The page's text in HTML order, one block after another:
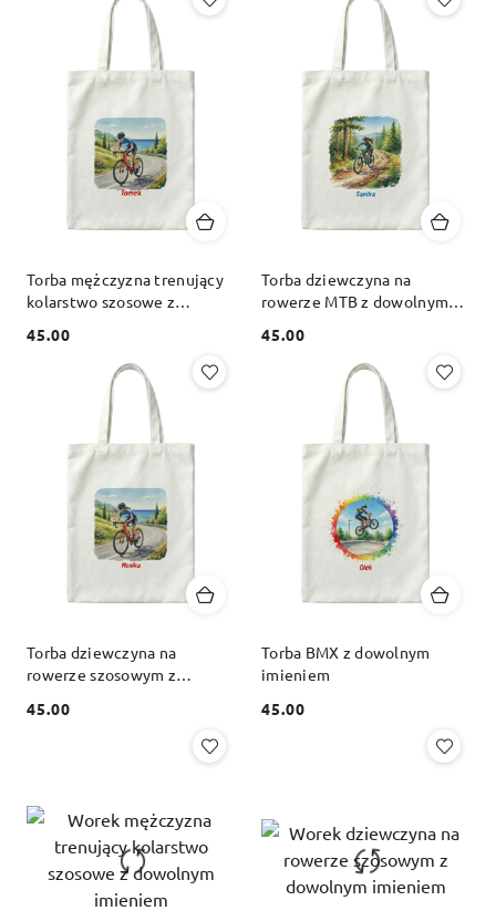
Torba mężczyzna trenujący
kolarstwo szosowe z
Cena:
45.00
Torba dziewczyna na
rowerze MTB z dowolnym
Cena:
45.00
Torba dziewczyna na
rowerze szosowym z
Cena:
45.00
Torba BMX z dowolnym
imieniem
Cena:
45.00